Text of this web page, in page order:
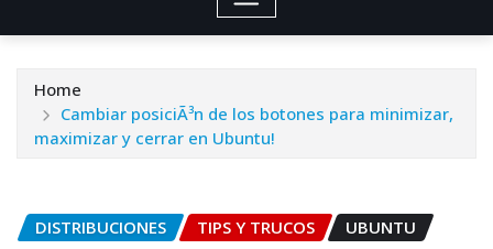
Home
Cambiar posiciÃ³n de los botones para minimizar,
maximizar y cerrar en Ubuntu!
DISTRIBUCIONES TIPS Y TRUCOS UBUNTU